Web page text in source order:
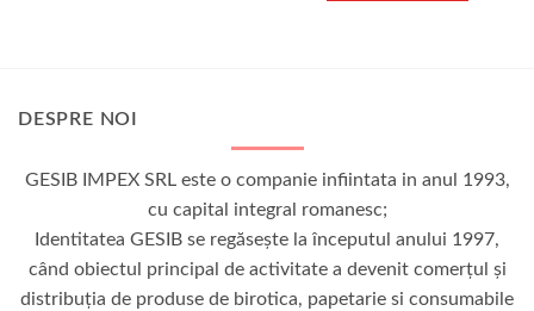
DESPRE NOI
GESIB IMPEX SRL este o companie infiintata in anul 1993,
cu capital integral romanesc;
Identitatea GESIB se regăseşte la începutul anului 1997,
când obiectul principal de activitate a devenit comerţul şi
distribuţia de produse de birotica, papetarie si consumabile